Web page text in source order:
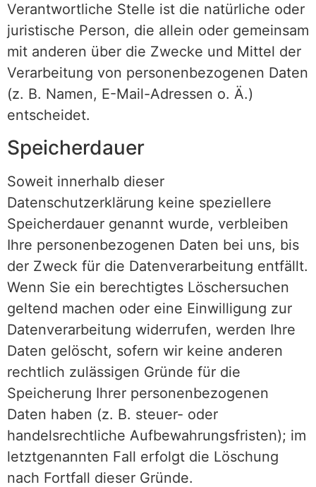
Verantwortliche Stelle ist die natürliche oder
juristische Person, die allein oder gemeinsam
mit anderen über die Zwecke und Mittel der
Verarbeitung von personenbezogenen Daten
(z. B. Namen, E-Mail-Adressen o. Ä.)
entscheidet.
Speicherdauer
Soweit innerhalb dieser
Datenschutzerklärung keine speziellere
Speicherdauer genannt wurde, verbleiben
Ihre personenbezogenen Daten bei uns, bis
der Zweck für die Datenverarbeitung entfällt.
Wenn Sie ein berechtigtes Löschersuchen
geltend machen oder eine Einwilligung zur
Datenverarbeitung widerrufen, werden Ihre
Daten gelöscht, sofern wir keine anderen
rechtlich zulässigen Gründe für die
Speicherung Ihrer personenbezogenen
Daten haben (z. B. steuer- oder
handelsrechtliche Aufbewahrungsfristen); im
letztgenannten Fall erfolgt die Löschung
nach Fortfall dieser Gründe.